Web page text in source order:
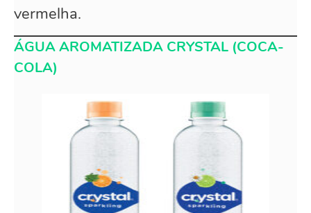
vermelha.
ÁGUA AROMATIZADA CRYSTAL (COCA-
COLA)